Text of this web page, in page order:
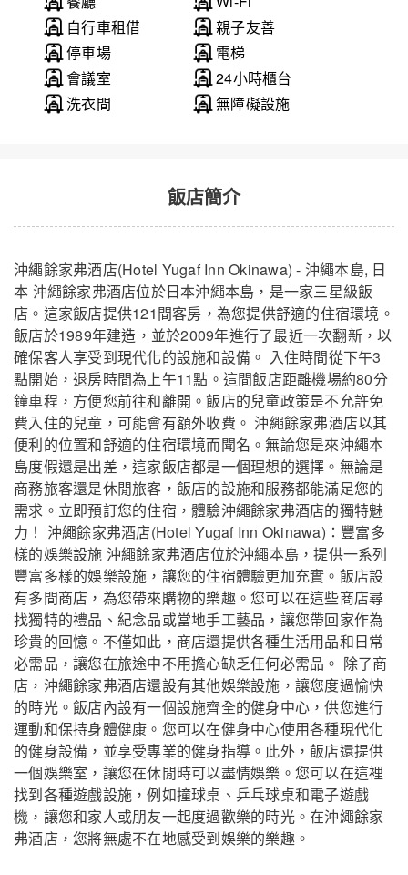
自行車租借
親子友善
停車場
電梯
會議室
24小時櫃台
洗衣間
無障礙設施
飯店簡介
沖繩餘家弗酒店(Hotel Yugaf Inn Okinawa) - 沖繩本島, 日
本 沖繩餘家弗酒店位於日本沖繩本島，是一家三星級飯
店。這家飯店提供121間客房，為您提供舒適的住宿環境。
飯店於1989年建造，並於2009年進行了最近一次翻新，以
確保客人享受到現代化的設施和設備。 入住時間從下午3
點開始，退房時間為上午11點。這間飯店距離機場約80分
鐘車程，方便您前往和離開。飯店的兒童政策是不允許免
費入住的兒童，可能會有額外收費。 沖繩餘家弗酒店以其
便利的位置和舒適的住宿環境而聞名。無論您是來沖繩本
島度假還是出差，這家飯店都是一個理想的選擇。無論是
商務旅客還是休閒旅客，飯店的設施和服務都能滿足您的
需求。立即預訂您的住宿，體驗沖繩餘家弗酒店的獨特魅
力！ 沖繩餘家弗酒店(Hotel Yugaf Inn Okinawa)：豐富多
樣的娛樂設施 沖繩餘家弗酒店位於沖繩本島，提供一系列
豐富多樣的娛樂設施，讓您的住宿體驗更加充實。飯店設
有多間商店，為您帶來購物的樂趣。您可以在這些商店尋
找獨特的禮品、紀念品或當地手工藝品，讓您帶回家作為
珍貴的回憶。不僅如此，商店還提供各種生活用品和日常
必需品，讓您在旅途中不用擔心缺乏任何必需品。 除了商
店，沖繩餘家弗酒店還設有其他娛樂設施，讓您度過愉快
的時光。飯店內設有一個設施齊全的健身中心，供您進行
運動和保持身體健康。您可以在健身中心使用各種現代化
的健身設備，並享受專業的健身指導。此外，飯店還提供
一個娛樂室，讓您在休閒時可以盡情娛樂。您可以在這裡
找到各種遊戲設施，例如撞球桌、乒乓球桌和電子遊戲
機，讓您和家人或朋友一起度過歡樂的時光。在沖繩餘家
弗酒店，您將無處不在地感受到娛樂的樂趣。